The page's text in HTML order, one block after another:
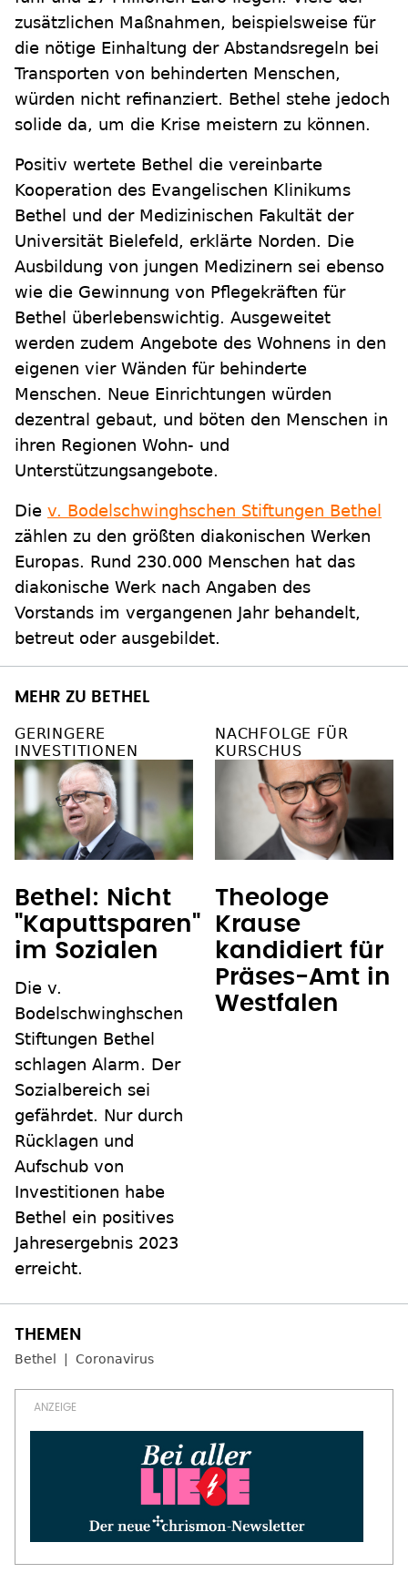
zusätzlichen Maßnahmen, beispielsweise für
die nötige Einhaltung der Abstandsregeln bei
Transporten von behinderten Menschen,
würden nicht refinanziert. Bethel stehe jedoch
solide da, um die Krise meistern zu können.
Positiv wertete Bethel die vereinbarte
Kooperation des Evangelischen Klinikums
Bethel und der Medizinischen Fakultät der
Universität Bielefeld, erklärte Norden. Die
Ausbildung von jungen Medizinern sei ebenso
wie die Gewinnung von Pflegekräften für
Bethel überlebenswichtig. Ausgeweitet
werden zudem Angebote des Wohnens in den
eigenen vier Wänden für behinderte
Menschen. Neue Einrichtungen würden
dezentral gebaut, und böten den Menschen in
ihren Regionen Wohn- und
Unterstützungsangebote.
Die v. Bodelschwinghschen Stiftungen Bethel
zählen zu den größten diakonischen Werken
Europas. Rund 230.000 Menschen hat das
diakonische Werk nach Angaben des
Vorstands im vergangenen Jahr behandelt,
betreut oder ausgebildet.
MEHR ZU BETHEL
GERINGERE
INVESTITIONEN
Bethel: Nicht
"Kaputtsparen"
im Sozialen
Die v.
Bodelschwinghschen
Stiftungen Bethel
schlagen Alarm. Der
Sozialbereich sei
gefährdet. Nur durch
Rücklagen und
Aufschub von
Investitionen habe
Bethel ein positives
Jahresergebnis 2023
erreicht.
NACHFOLGE FÜR
KURSCHUS
Theologe
Krause
kandidiert für
Präses-Amt in
Westfalen
Bethel Coronavirus